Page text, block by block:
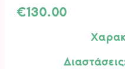
€130.00